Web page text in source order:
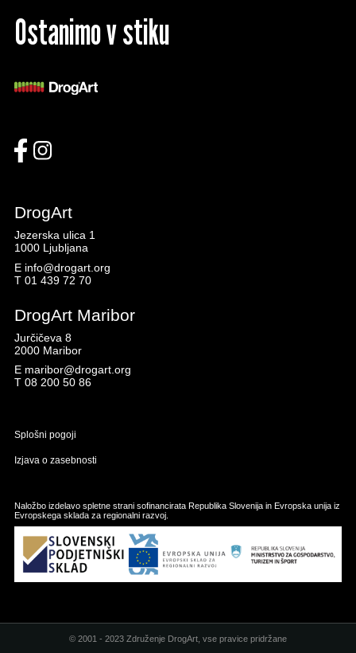
Ostanimo v stiku
DrogArt
Jezerska ulica 1
1000 Ljubljana
E info@drogart.org
T 01 439 72 70
DrogArt Maribor
Jurčičeva 8
2000 Maribor
E maribor@drogart.org
T 08 200 50 86
Splošni pogoji
Izjava o zasebnosti
Naložbo izdelavo spletne strani sofinancirata Republika Slovenija in Evropska unija iz
Evropskega sklada za regionalni razvoj.
© 2001 - 2023 Združenje DrogArt, vse pravice pridržane